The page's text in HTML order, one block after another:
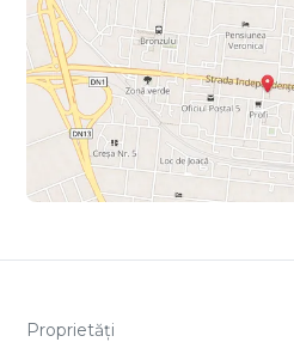
Proprietăți